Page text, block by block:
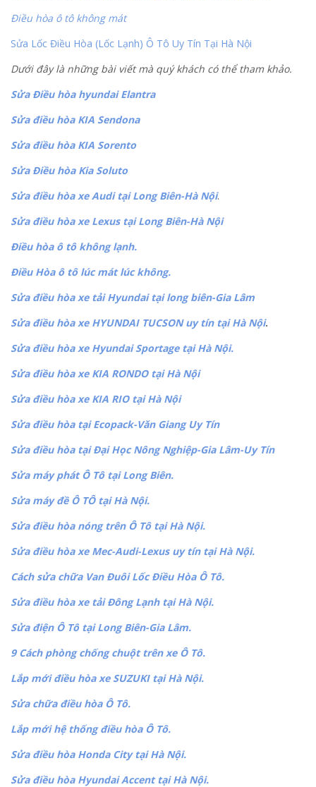
Điều hòa ô tô không mát
Sửa Lốc Điều Hòa (Lốc Lạnh) Ô Tô Uy Tín Tại Hà Nội
Dưới đây là những bài viết mà quý khách có thể tham khảo.
Sửa Điều hòa hyundai Elantra
Sửa điều hòa KIA Sendona
Sửa điều hòa KIA Sorento
Sửa Điều hòa Kia Soluto
Sửa điều hòa xe Audi tại Long Biên-Hà Nội.
Sửa điều hòa xe Lexus tại Long Biên-Hà Nội
Điều hòa ô tô không lạnh.
Điều Hòa ô tô lúc mát lúc không.
Sửa điều hòa xe tải Hyundai tại long biên-Gia Lâm
Sửa điều hòa xe HYUNDAI TUCSON uy tín tại Hà Nội.
Sửa điều hòa xe Hyundai Sportage tại Hà Nội.
Sửa điều hòa xe KIA RONDO tại Hà Nội
Sửa điều hòa xe KIA RIO tại Hà Nội
Sửa điều hòa tại Ecopack-Văn Giang Uy Tín
Sửa điều hòa tại Đại Học Nông Nghiệp-Gia Lâm-Uy Tín
Sửa máy phát Ô Tô tại Long Biên.
Sửa máy đề Ô TÔ tại Hà Nội.
Sửa điều hòa nóng trên Ô Tô tại Hà Nội.
Sửa điều hòa xe Mec-Audi-Lexus uy tín tại Hà Nội.
Cách sửa chữa Van Đuôi Lốc Điều Hòa Ô Tô.
Sửa điều hòa xe tải Đông Lạnh tại Hà Nội.
Sửa điện Ô Tô tại Long Biên-Gia Lâm.
9 Cách phòng chống chuột trên xe Ô Tô.
Lắp mới điều hòa xe SUZUKI tại Hà Nội.
Sửa chữa điều hòa Ô Tô.
Lắp mới hệ thống điều hòa Ô Tô.
Sửa điều hòa Honda City tại Hà Nội.
Sửa điều hòa Hyundai Accent tại Hà Nội.